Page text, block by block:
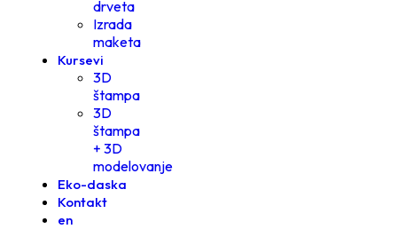
drveta
Izrada
maketa
Kursevi
3D
štampa
3D
štampa
+ 3D
modelovanje
Eko-daska
Kontakt
en